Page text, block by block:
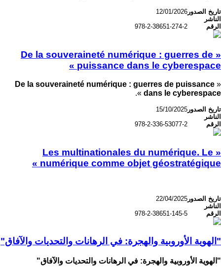
تاريخ الصدور 12/01/2026
الناشر
الرقم
978-2-38651-274-2
« De la souveraineté numérique : guerres de
puissance dans le cyberespace »
«
De la souveraineté numérique : guerres de puissance
dans le cyberespace
».
تاريخ الصدور 15/10/2025
الناشر
الرقم
978-2-336-53077-2
« Les multinationales du numérique. Le
numérique comme objet géostratégique »
تاريخ الصدور 22/04/2025
الناشر
الرقم
978-2-38651-145-5
"الهوية الأوروبية والهجرة: في الرهانات والتحديات والآفاق"
"الهوية الأوروبية والهجرة: في الرهانات والتحديات والآفاق"